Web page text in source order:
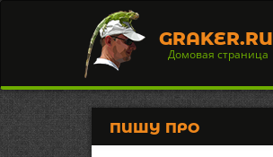
GRAKER.RU
Домовая страница
ПИШУ ПРО